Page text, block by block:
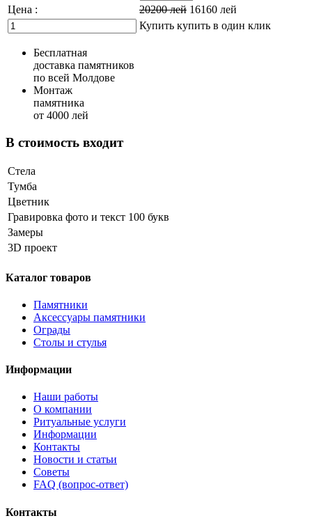
Цена :
20200лей 16160 лей
Купить купить в один клик
Бесплатная
доставка памятников
по всей Молдове
Монтаж
памятника
от 4000 лей
В стоимость входит
Стела
Тумба
Цветник
Гравировка фото и текст 100 букв
Замеры
3D проект
Каталог товаров
Памятники
Аксессуары памятники
Ограды
Столы и стулья
Информации
Наши работы
О компании
Ритуальные услуги
Информации
Контакты
Новости и статьи
Советы
FAQ (вопрос-ответ)
Контакты